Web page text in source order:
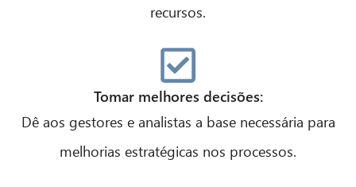
recursos.
Tomar melhores decisões:
Dê aos gestores e analistas a base necessária para
melhorias estratégicas nos processos.